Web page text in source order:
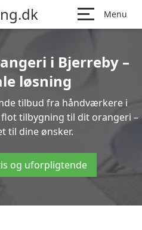
Menu
i Bjerreby –
løsning
tilbud fra håndværkere i
tilbygning til dit orangeri –
til dine ønsker.
og uforpligtende